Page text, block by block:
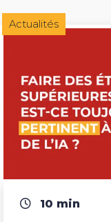
Actualités
10 min